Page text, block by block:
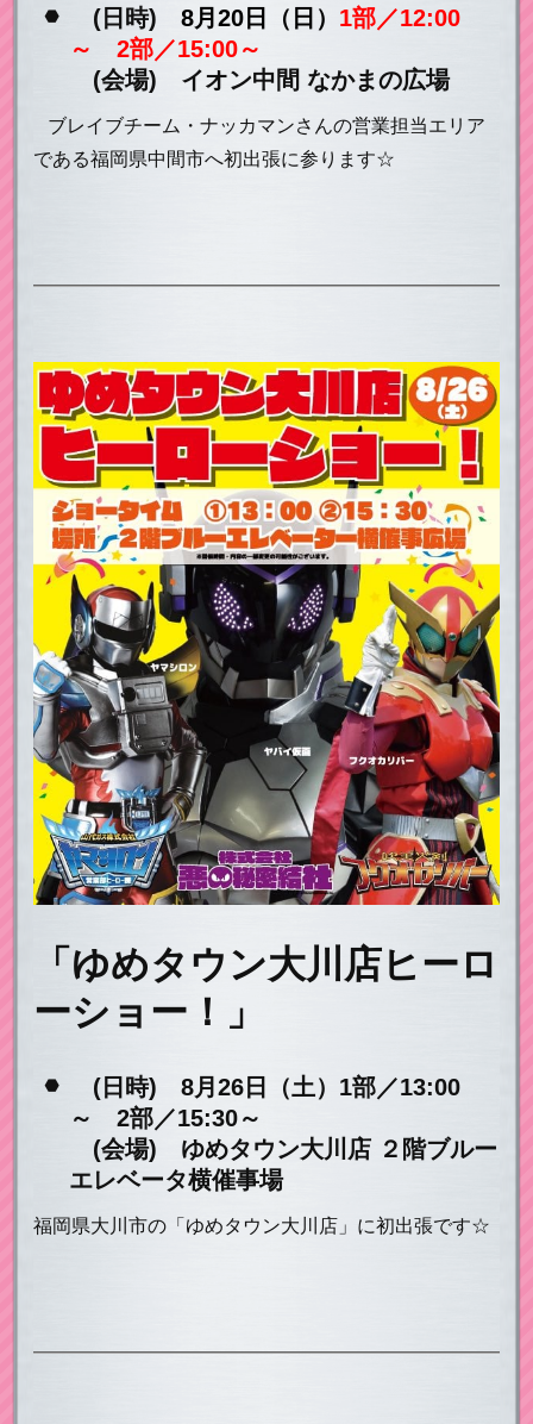
(日時) 8月20日（日） 1部／12:00
～ 2部／15:00～
(会場) イオン中間 なかまの広場
ブレイブチーム・ナッカマンさんの営業担当エリア
である福岡県中間市へ初出張に参ります☆
「ゆめタウン大川店ヒーロ
ーショー！」
(日時) 8月26日（土）1部／13:00
～ 2部／15:30～
(会場) ゆめタウン大川店 ２階ブルー
エレベータ横催事場
福岡県大川市の「ゆめタウン大川店」に初出張です☆